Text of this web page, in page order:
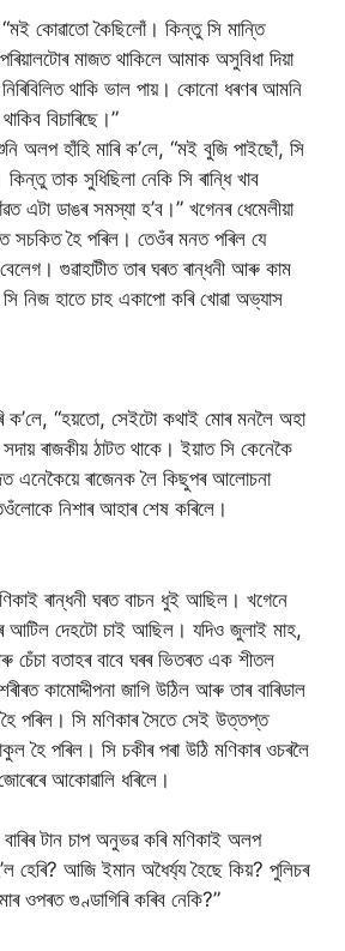
“মই কোৱাতো কৈছিলোঁ। কিন্তু সি মান্তি
মাজত থাকিলে আমাক অসুবিধা দিয়া
থাকি ভাল পায়। কোনো ধৰণৰ আমনি
বিচাৰিছে।”
অলপ হাঁহি মাৰি ক’লে, “মই বুজি পাইছোঁ, সি
তাক সুধিছিলা নেকি সি ৰান্ধি খাব
এটা ডাঙৰ সমস্যা হ’ব।” খগেনৰ ধেমেলীয়া
সচকিত হৈ পৰিল। তেওঁৰ মনত পৰিল যে
গুৱাহাটীত তাৰ ঘৰত ৰান্ধনী আৰু কাম
নিজ হাতে চাহ একাপো কৰি খোৱা অভ্যাস
ক’লে, “হয়তো, সেইটো কথাই মোৰ মনলৈ অহা
ৰাজকীয় ঠাটত থাকে। ইয়াত সি কেনেকৈ
এনেকৈয়ে ৰাজেনক লৈ কিছুপৰ আলোচনা
নিশাৰ আহাৰ শেষ কৰিলে।
ৰান্ধনী ঘৰত বাচন ধুই আছিল। খগেনে
আটিল দেহটো চাই আছিল। যদিও জুলাই মাহ,
চেঁচা বতাহৰ বাবে ঘৰৰ ভিতৰত এক শীতল
কামোদ্দীপনা জাগি উঠিল আৰু তাৰ বাৰিডাল
পৰিল। সি মণিকাৰ সৈতে সেই উত্তপ্ত
হৈ পৰিল। সি চকীৰ পৰা উঠি মণিকাৰ ওচৰলৈ
আকোৱালি ধৰিলে।
বাৰিৰ টান চাপ অনুভৱ কৰি মণিকাই অলপ
হেৰি? আজি ইমান অধৈৰ্য্য হৈছে কিয়? পুলিচৰ
ওপৰত গুণ্ডাগিৰি কৰিব নেকি?”